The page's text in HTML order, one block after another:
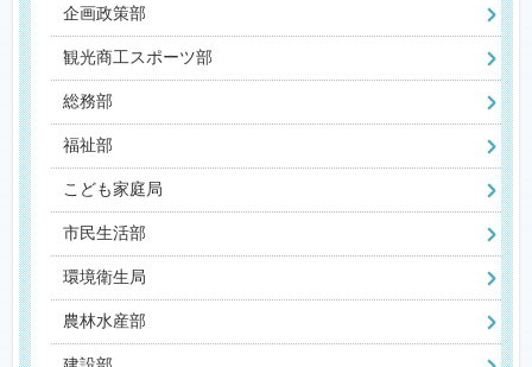
企画政策部
観光商工スポーツ部
総務部
福祉部
こども家庭局
市民生活部
環境衛生局
農林水産部